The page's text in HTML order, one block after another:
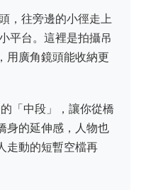
，往旁邊的小徑走上
平台。這裡是拍攝吊
用廣角鏡頭能收納更
「中段」，讓你從橋
身的延伸感，人物也
走動的短暫空檔再